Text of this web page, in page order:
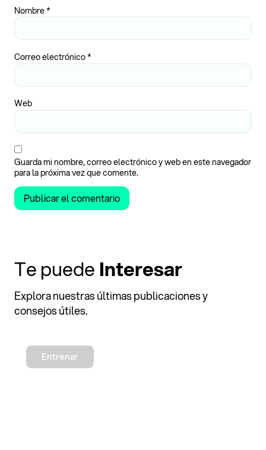
Nombre*
Correo electrónico*
Web
Guarda mi nombre, correo electrónico y web en este navegador
para la próxima vez que comente.
Te puedeInteresar
Explora nuestras últimas publicaciones y
consejos útiles.
Entrenar